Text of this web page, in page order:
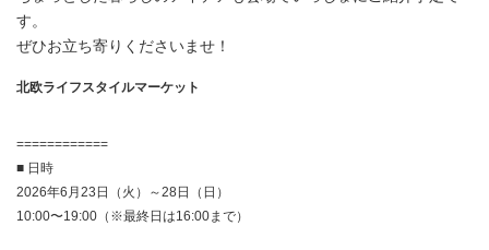
す。
ぜひお立ち寄りくださいませ！
北欧ライフスタイルマーケット
============
■ 日時
2026年6月23日（火）～28日（日）
10:00〜19:00（※最終日は16:00まで）